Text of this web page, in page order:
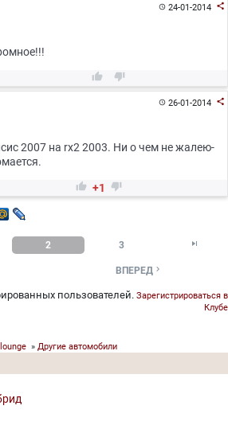
24-01-2014 
 
26-01-2014 
2007 на rx2 2003. Ни о чем не жалею-
 +1 
2 3 
ВПЕРЕД 
пользователей. Зарегистрироваться в
Клубе
» Другие автомобили